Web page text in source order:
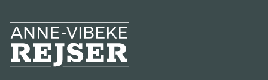
Anne-Vibeke Rejser